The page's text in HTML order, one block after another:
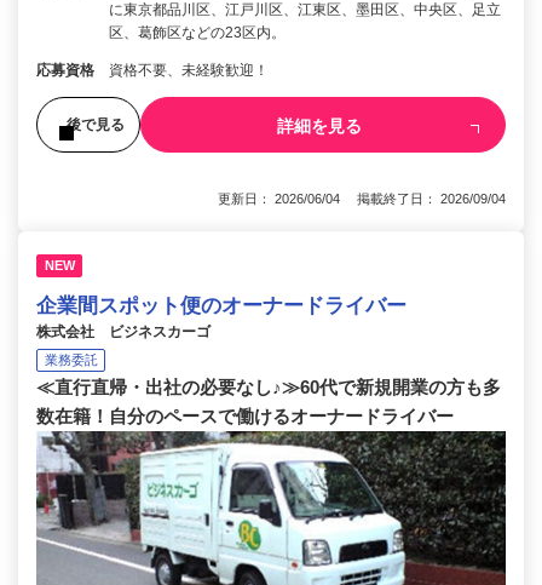
に東京都品川区、江戸川区、江東区、墨田区、中央区、足立
区、葛飾区などの23区内。
応募資格 資格不要、未経験歓迎！
後で見る 詳細を見る
更新日： 2026/06/04 掲載終了日： 2026/09/04
NEW
企業間スポット便のオーナードライバー
株式会社 ビジネスカーゴ
業務委託
≪直行直帰・出社の必要なし♪≫60代で新規開業の方も多
数在籍！自分のペースで働けるオーナードライバー